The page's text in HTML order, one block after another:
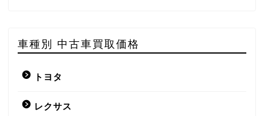
車種別 中古車買取価格
トヨタ
レクサス